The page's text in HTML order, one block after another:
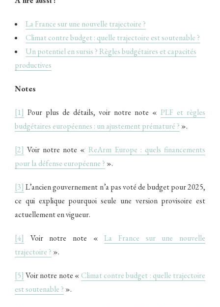
La France sur une nouvelle trajectoire ?
Climat contre budget : quelle trajectoire est soutenable ?
Un potentiel en sursis ? Règles budgétaires et capacités
productives
Notes
[1] Pour plus de détails, voir notre note « PLF et règles
budgétaires européennes : un ajustement prématuré ? ».
[2] Voir notre note « ReArm Europe : quels financements
pour la défense européenne ? ».
[3] L’ancien gouvernement n’a pas voté de budget pour 2025,
ce qui explique pourquoi seule une version provisoire est
actuellement en vigueur.
[4] Voir notre note «La France sur une nouvelle
trajectoire ? ».
[5] Voir notre note « Climat contre budget : quelle trajectoire
est soutenable ? ».